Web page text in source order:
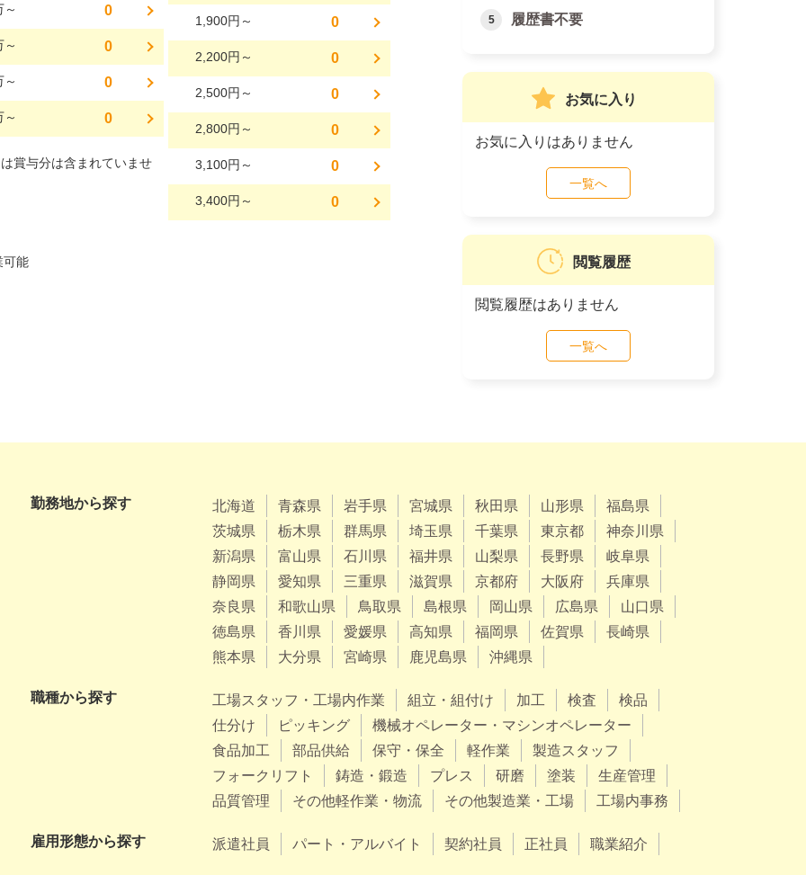
～ 0
～ 0
～ 0
～ 0
賞与分は含まれていませ
1,900円～ 0
2,200円～ 0
2,500円～ 0
2,800円～ 0
3,100円～ 0
3,400円～ 0
履歴書不要
お気に入り
お気に入りはありません
一覧へ
閲覧履歴
閲覧履歴はありません
一覧へ
勤務地から探す 北海道 青森県 岩手県 宮城県 秋田県 山形県
福島県
茨城県
栃木県 群馬県 埼玉県 千葉県 東京都
神奈川県
新潟県
富山県 石川県 福井県 山梨県 長野県
岐阜県
静岡県
愛知県 三重県 滋賀県 京都府 大阪府
兵庫県
奈良県
和歌山県 鳥取県 島根県 岡山県 広島県
山口県
徳島県
香川県 愛媛県 高知県 福岡県 佐賀県
長崎県
熊本県
大分県 宮崎県 鹿児島県 沖縄県
職種から探す 工場スタッフ・工場内作業 組立・組付け 加工 検査
検品
仕分け
ピッキング
機械オペレーター・マシンオペレーター
食品加工
部品供給 保守・保全 軽作業
製造スタッフ
フォークリフト
鋳造・鍛造 プレス 研磨 塗装
生産管理
品質管理
その他軽作業・物流 その他製造業・工場 工場内事務
雇用形態から探す 派遣社員 パート・アルバイト 契約社員 正社員 職業紹介